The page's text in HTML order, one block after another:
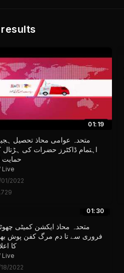
01:19
متحدہ عوامی محاذ تحصیل
اہتمام ڈاکٹرز حضرات کی ہڑتال
حمایت
Live
2022
01:30
فروری سے تا دم مرگ کفن پوش
کا
Live
2022